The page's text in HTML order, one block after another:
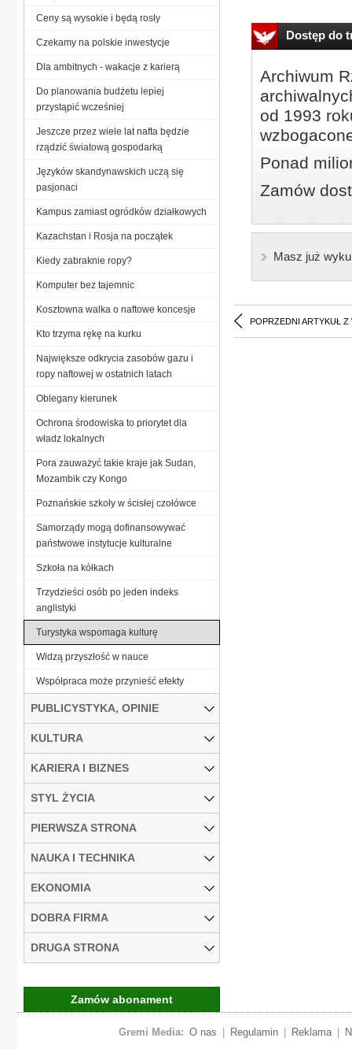
Dostęp do
Archiwum
od 1993
Ponad
Zamów
Masz już
POPRZEDNI ARTYKUŁ Z
Ceny są wysokie i będą rosły
Czekamy na polskie inwestycje
Dla ambitnych - wakacje z karierą
Do planowania budżetu lepiej
przystąpić wcześniej
Jeszcze przez wiele lat nafta będzie
rządzić światową gospodarką
Języków skandynawskich uczą się
pasjonaci
Kampus zamiast ogródków działkowych
Kazachstan i Rosja na początek
Kiedy zabraknie ropy?
Komputer bez tajemnic
Kosztowna walka o naftowe koncesje
Kto trzyma rękę na kurku
Największe odkrycia zasobów gazu i
ropy naftowej w ostatnich latach
Oblegany kierunek
Ochrona środowiska to priorytet dla
władz lokalnych
Pora zauważyć takie kraje jak Sudan,
Mozambik czy Kongo
Poznańskie szkoły w ścisłej czołówce
Samorządy mogą dofinansowywać
państwowe instytucje kulturalne
Szkoła na kółkach
Trzydzieści osób po jeden indeks
anglistyki
Turystyka wspomaga kulturę
Widzą przyszłość w nauce
Współpraca może przynieść efekty
PUBLICYSTYKA, OPINIE
KULTURA
KARIERA I BIZNES
STYL ŻYCIA
PIERWSZA STRONA
NAUKA I TECHNIKA
EKONOMIA
DOBRA FIRMA
DRUGA STRONA
Zamów abonament
Gremi Media: O nas Regulamin Reklama